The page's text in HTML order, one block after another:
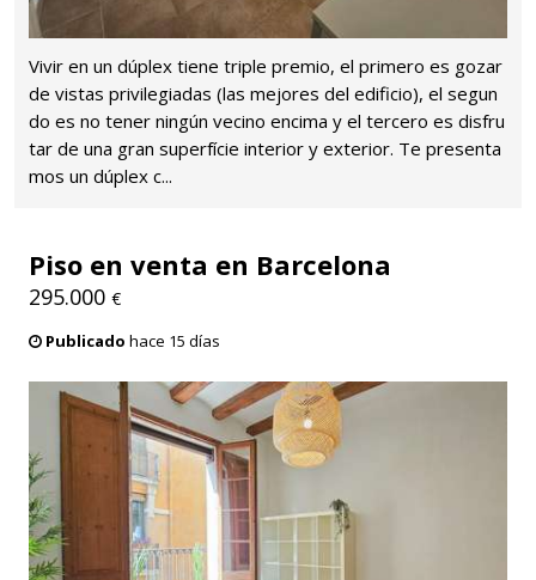
Vivir en un dúplex tiene triple premio, el primero es gozar
de vistas privilegiadas (las mejores del edificio), el segun
do es no tener ningún vecino encima y el tercero es disfru
tar de una gran superfície interior y exterior. Te presenta
mos un dúplex c...
Piso en venta en Barcelona
295.000 €
Publicado hace 15 días